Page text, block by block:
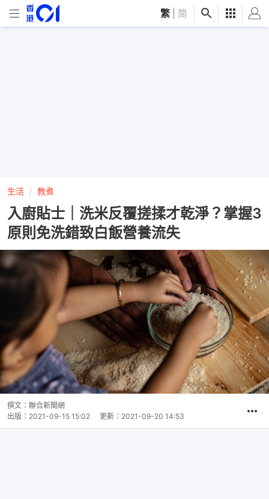
繁 简
生活 教煮
入廚貼士｜洗米反覆搓揉才乾淨？掌握3
原則免洗錯致白飯營養流失
撰文： 聯合新聞網
出版： 2021-09-15 15:02 更新： 2021-09-20 14:53